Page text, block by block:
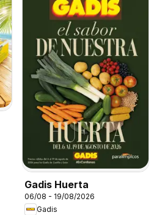
Gadis Huerta
06/08 - 19/08/2026
Gadis